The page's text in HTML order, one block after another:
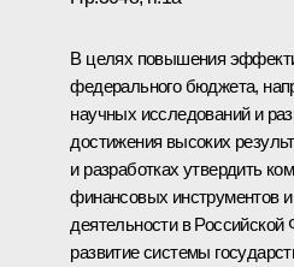
В целях повышения
федерального бюджета,
научных исследований и
достижения высоких
и разработках утвердить
финансовых инструментов
деятельности в
развитие системы